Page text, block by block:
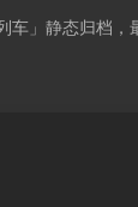
车」静态归档，